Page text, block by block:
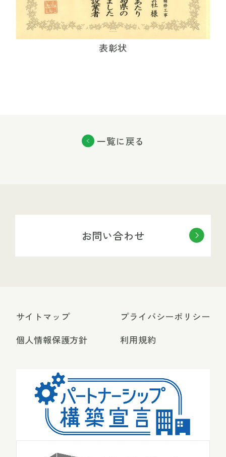
表彰状
一覧に戻る
お問い合わせ
サイトマップ
個人情報保護方針
プライバシーポリシー
利用規約